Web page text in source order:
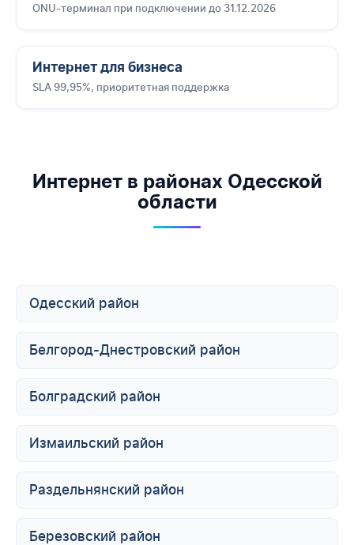
ONU-терминал при подключении до 31.12.2026
Интернет для бизнеса
SLA 99,95%, приоритетная поддержка
Интернет в районах Одесской
области
Одесский район
Белгород-Днестровский район
Болградский район
Измаильский район
Раздельнянский район
Березовский район